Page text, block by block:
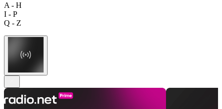
A - H
I - P
Q - Z